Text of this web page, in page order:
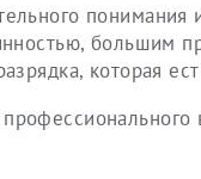
понимания
большим
которая